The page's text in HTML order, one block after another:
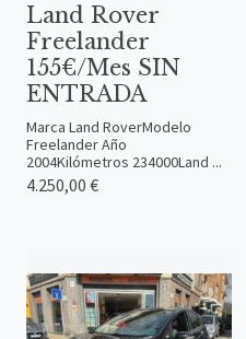
Land Rover
Freelander
155€/Mes SIN
ENTRADA
Marca Land RoverModelo
Freelander Año
2004Kilómetros 234000Land ...
4.250,00 €